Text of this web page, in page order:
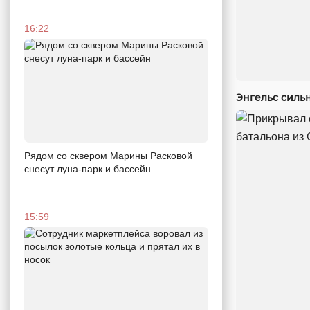
16:22
Рядом со сквером Марины Расковой
снесут луна-парк и бассейн
15:59
Энгельс